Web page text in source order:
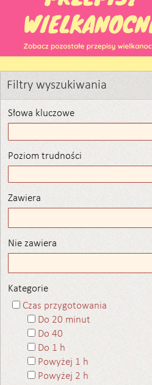
Filtry wyszukiwania
Słowa kluczowe
Poziom trudności
trudności
Zawiera
Nie zawiera
Kategorie
Czas przygotowania
Do 20 minut
Do 40
Do 1 h
Powyżej 1 h
Powyżej 2 h